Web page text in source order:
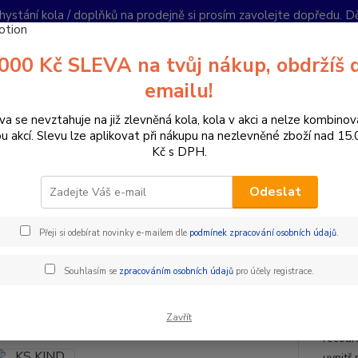
kola / doplňků na prodejně si prosím zavolejte dopředu.
Hledat
PO-
KS
SHOCK LEV CI CARBON
Kind
Kč SLEVA na tvůj nákup, obdržíš
emailu!
se nevztahuje na již zlevněná kola, kola v akci a nelze
akcí. Slevu lze aplikovat při nákupu na nezlevněné zboží nad
Kč s DPH.
Odeslat
Přeji si odebírat novinky e-mailem dle podmínek zpracování osobních údajů.
Souhlasím se zpracováním osobních údajůpro účely registrace.
Zavřít